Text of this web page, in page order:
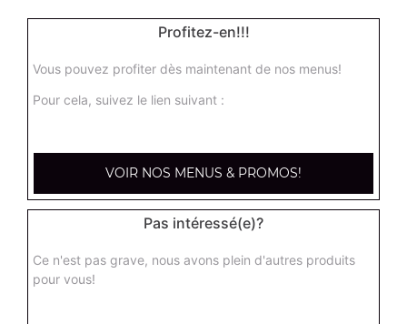
8.90 €
8.90€
Profitez-en!!!
Vous pouvez profiter dès maintenant de nos menus!
Pour cela, suivez le lien suivant :
VOIR NOS MENUS & PROMOS!
Pas intéressé(e)?
Ce n'est pas grave, nous avons plein d'autres produits
pour vous!